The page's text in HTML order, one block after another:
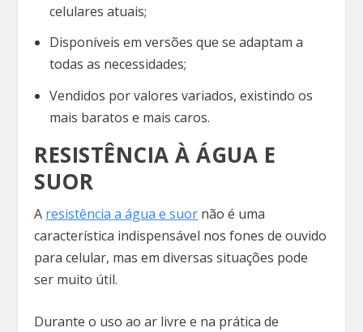
celulares atuais;
Disponíveis em versões que se adaptam a
todas as necessidades;
Vendidos por valores variados, existindo os
mais baratos e mais caros.
RESISTÊNCIA À ÁGUA E
SUOR
A resistência a água e suor não é uma
característica indispensável nos fones de ouvido
para celular, mas em diversas situações pode
ser muito útil.
Durante o uso ao ar livre e na prática de